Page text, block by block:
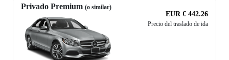
Privado Premium (o similar)
EUR € 442.26
Precio del traslado de ida